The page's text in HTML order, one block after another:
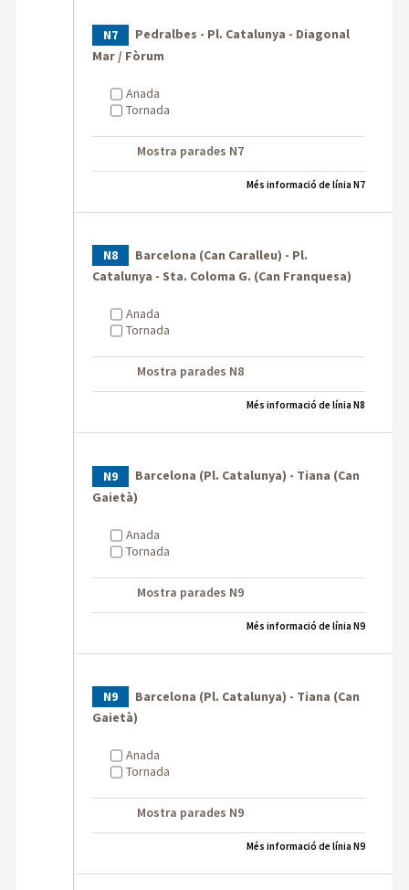
N7
Pedralbes - Pl. Catalunya - Diagonal
Mar / Fòrum
Anada
Tornada
Mostra parades N7
Més informació de línia N7
N8
Barcelona (Can Caralleu) - Pl.
Catalunya - Sta. Coloma G. (Can Franquesa)
Anada
Tornada
Mostra parades N8
Més informació de línia N8
N9
Barcelona (Pl. Catalunya) - Tiana (Can
Gaietà)
Anada
Tornada
Mostra parades N9
Més informació de línia N9
N9
Barcelona (Pl. Catalunya) - Tiana (Can
Gaietà)
Anada
Tornada
Mostra parades N9
Més informació de línia N9